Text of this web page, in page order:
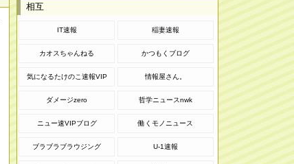
相互
IT速報 稲妻速報
カオスちゃんねる かつもくブログ
気になるたけのこ速報VIP 情報屋さん。
ダメージzero 哲学ニュースnwk
ニュー速VIPブログ 働くモノニュース
ブラブラブラウジング U-1速報